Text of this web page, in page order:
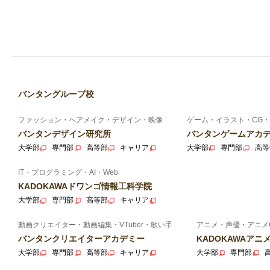
バンタングループ校
ファッション・ヘアメイク・デザイン・映像
バンタンデザイン研究所
大学部 専門部 高等部 キャリア
ゲーム・イラスト・CG
バンタンゲームアカ
大学部 専門部 高
IT・プログラミング・AI・Web
KADOKAWAドワンゴ情報工科学院
大学部 専門部 高等部 キャリア
動画クリエイター・動画編集・VTuber・歌い手
バンタンクリエイターアカデミー
大学部 専門部 高等部 キャリア
アニメ・声優・アニ
KADOKAWAアニ
大学部 専門部